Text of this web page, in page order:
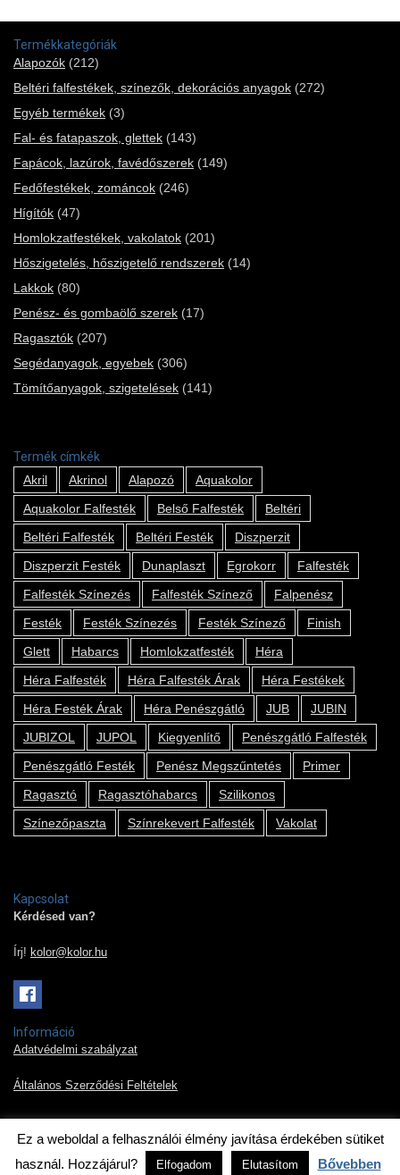
Termékkategóriák
Alapozók (212)
Beltéri falfestékek, színezők, dekorációs anyagok (272)
Egyéb termékek (3)
Fal- és fatapaszok, glettek (143)
Fapácok, lazúrok, favédőszerek (149)
Fedőfestékek, zománcok (246)
Hígítók (47)
Homlokzatfestékek, vakolatok (201)
Hőszigetelés, hőszigetelő rendszerek (14)
Lakkok (80)
Penész- és gombaölő szerek (17)
Ragasztók (207)
Segédanyagok, egyebek (306)
Tömítőanyagok, szigetelések (141)
Termék címkék
Akril
Akrinol Alapozó
Aquakolor
Aquakolor Falfesték
Belső Falfesték
Beltéri
Beltéri Falfesték
Beltéri Festék
Diszperzit
Diszperzit Festék
Dunaplaszt Egrokorr
Falfesték
Falfesték Színezés
Falfesték Színező
Falpenész
Festék
Festék Színezés Festék Színező
Finish
Glett
Habarcs Homlokzatfesték
Héra
Héra Falfesték
Héra Falfesték Árak
Héra Festékek
Héra Festék Árak
Héra Penészgátló JUB
JUBIN
JUBIZOL
JUPOL Kiegyenlítő
Penészgátló Falfesték
Penészgátló Festék
Penész Megszűntetés
Primer
Ragasztó
Ragasztóhabarcs
Szilikonos
Színezőpaszta
Színrekevert Falfesték Vakolat
Kapcsolat
Kérdésed van?
Írj! kolor@kolor.hu
Információ
Adatvédelmi szabályzat
Általános Szerződési Feltételek
2019 © Kolor Pont Kft.
Ez a weboldal a felhasználói élmény javítása érdekében sütiket
használ. Hozzájárul?
Elfogadom Elutasítom Bővebben